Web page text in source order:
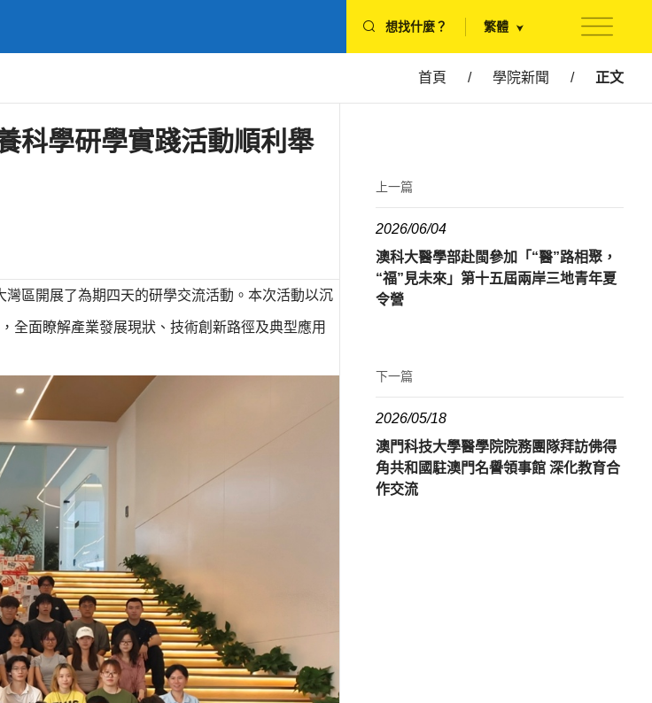
想找什麼？ 繁體
首頁 / 學院新聞 / 正文
科學研學實踐活動順利舉
區開展了為期四天的研學交流活動。本次活動以沉
全面瞭解產業發展現狀、技術創新路徑及典型應用
上一篇
2026/06/04
澳科大醫學部赴閩參加「“醫”路相聚，
“福”見未來」第十五屆兩岸三地青年夏
令營
下一篇
2026/05/18
澳門科技大學醫學院院務團隊拜訪佛得
角共和國駐澳門名譽領事館 深化教育合
作交流